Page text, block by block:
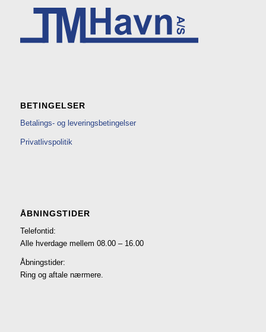
BETINGELSER
Betalings- og leveringsbetingelser
Privatlivspolitik
ÅBNINGSTIDER
Telefontid:
Alle hverdage mellem 08.00 – 16.00
Åbningstider:
Ring og aftale nærmere.